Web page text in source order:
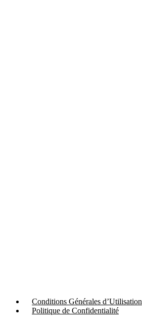
Conditions Générales d’Utilisation
Politique de Confidentialité